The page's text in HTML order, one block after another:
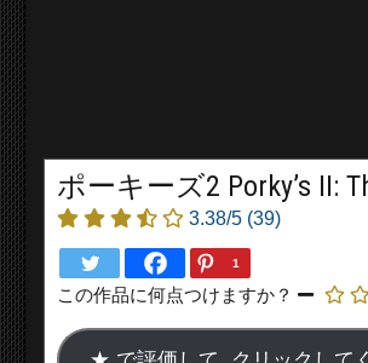
ポーキーズ2 Porky’s II:
3.38/5 (39)
1
この作品に何点つけますか？